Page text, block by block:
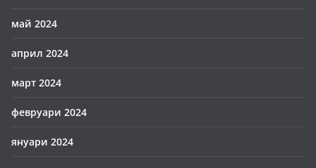
май 2024
април 2024
март 2024
февруари 2024
януари 2024